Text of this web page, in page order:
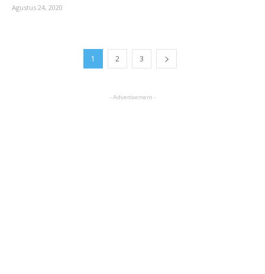
Agustus 24, 2020
1 2 3
- Advertisement -